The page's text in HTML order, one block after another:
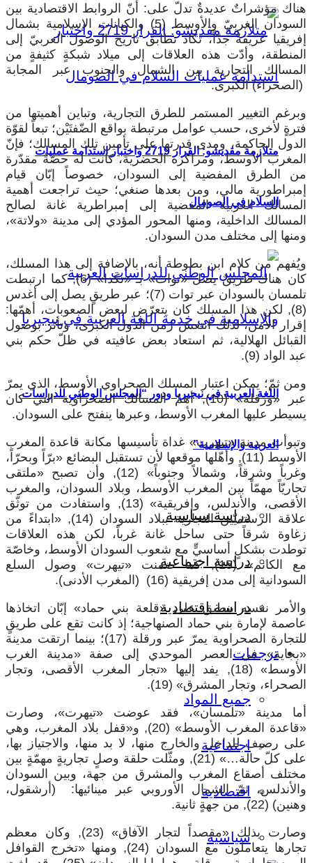
متلازمة مقديشو: القرار 2719 واختبار استدامة عمليات
السلام في الصومال
اللغة العربية في نيجيريا ودور “المجلس الوطني للدراسات
العربية والإسلامية”
دراسة سياسية
دراسة اجتماعية
دراسة اقتصادية
ترجمات
جميع المواد
اجتماعية
اقتصادية
سياسية
هناك مؤشراتٌ عديدةٌ تدلّ على: أنّ الروابط الاقتصادية بين
السودان الغربيّ والأوسط (5) والكيانات الإسلامية بشمال
إفريقيا عريقةٌ جدّاً، تكاد تطابق تاريخ الوصول العربيّ إلى
المنطقة، وأدّت هذه العلاقات إلى ميلاد شبكةٍ كثيفةٍ من
المسالك التجارية بين الشمال والجنوب عبر المجابة
(الصحراء) الكبرى.
وبرغم التغيير المستمر للطرق التجارية، وتباين أهميتها من
فترةٍ لأخرى، حسب عوامل مرتبطة بواقع الضّفتَيْن؛ تبعاً لقوّة
الدول الحاكمة، ومدى قدرتها على تأمين تلك المسالك؛ فإنّ
المغرب الأوسط، ومراكزه الحضرية، كانت له حصّةٌ مقدّرة
من الطرق المفضية إلى السودان، خصوصاً إبّان قيام
إمبراطورية مالي، ومن بعدها صنغي؛ حيث تراجعت أهمية
المسالك الغربية المفضية إلى إمبراطرية غانة لصالح
المسالك الداخلية، ومنها المحور المؤدي إلى مدينة «ولاتة»،
ومنها إلى مختلف مدن السودان.
ويُفهم من كلام ابن بطوطة أنه، بالإضافة إلى هذا المسلك،
كان هناك طريقٌ يصل «توات» بـ «تكدا» (6), كما ارتبطت
تلمسان بالسودان عبر توات (7)؛ عبر طريقٍ يصل إلى أغدس
(8), لكن هذا المسلك كان يتعرّض لبعض الصعوبات، أهمّها:
إقرار الأمن، لذلك انتعش زمن الدول الكبرى، وتأثر بوصول
القبائل الهلالية، ثم استعاد بعض عافيته في ظلّ حكم بني
عبد الواد (9).
ومن ثمّ؛ يمكن اعتبار المسلك الصحراوي الأوسط، الذي يمرّ
عبر «ورقلة» (10), أهمّ المسالك الصحراوية التي كان
يسيطر عليها المغرب الأوسط، وعبرها ينفتح على السودان.
وتبوأت مدينة «تيهرت» غداة تأسيسها مكانة قاعدة المغرب
الأوسط (11), وأهّلها موقعها لأن تستقبل البضائع «برّاً وبحرّاً،
وغرباً وشرقاً، وشمالاً وجنوباً» (12), وأن تصبح «ملتقى
تجاريّاً مهمّاً بين المغرب الأوسط، وبلاد السودان، والمغرب
الأقصى، والأندلس، وإفريقية» (13), واستفادت من توثّق
علاقة الرستميّين التجارية ببلاد السودان (14), «ابتداءً من
زغاوة شرقاً حتى ساحل غانة غرباً، لكن هذه العلاقات
توطدت بشكلٍ أساسيٍّ مع شعوب السودان الأوسط، وخاصّة
مع الكانم» (15), كما ضمنت «تيهرت» وصول السلع
السودانية إلى مدن إفريقية (16) (المغرب الأدنى).
والأمر نفسه ينطبق على «قلعة بني حماد» إبّان اتخاذها
عاصمة لإمارة بني حماد الصنهاجية؛ إذ كانت تقع على طريقٍ
للتجارة الصحراوية يمرّ عبر ورقلة (17)؛ بينما ارتقت مدينة
«بجاية» في العصر الموحدي إلى صفة «مدينة الغرب
الأوسط» (18), يفد إليها «تجار المغرب الأقصى، وتجار
الصحراء، وتجار المشرق» (19).
أما مدينة «تلمسان»، فقد عوضت «تيهرت»، وصارت
«قاعدة المغرب الأوسط» (20), و«قفل بلاد المغرب، وهي
على رصيف للداخل والخارج منها، لا بد منها، والاجتياز بها،
على كلّ حالة…» (21), ومثّلت حلقة وصلٍ تجاريةٍ مهمّةٍ بين
مختلف أصقاع المغرب والمشرق من جهة، وبين السودان
والأندلس، ثمّ الشمال الأوروبي عبر مينائيها: (أرشقول،
وهنين) (22), من جهةٍ ثانية.
وصارت بذلك «مقصداً لتجار الآفاق» (23), وكان معظم
تجارها يتعاملون مع السودان (24), ومنها «تخرج القوافل